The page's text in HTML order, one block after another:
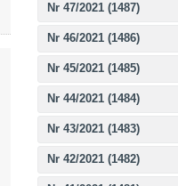
Nr 47/2021 (1487)
Nr 46/2021 (1486)
Nr 45/2021 (1485)
Nr 44/2021 (1484)
Nr 43/2021 (1483)
Nr 42/2021 (1482)